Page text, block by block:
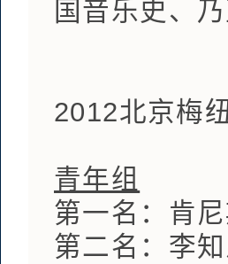
国音乐史、
2012北京梅
青年组
第一名：肯
第二名：李知